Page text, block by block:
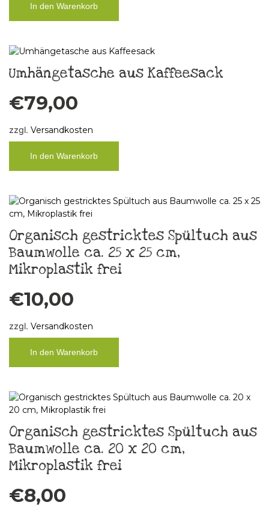
In den Warenkorb
Umhängetasche aus Kaffeesack
€79,00
zzgl. Versandkosten
In den Warenkorb
Organisch gestricktes Spültuch aus
Baumwolle ca. 25 x 25 cm,
Mikroplastik frei
€10,00
zzgl. Versandkosten
In den Warenkorb
Organisch gestricktes Spültuch aus
Baumwolle ca. 20 x 20 cm,
Mikroplastik frei
€8,00